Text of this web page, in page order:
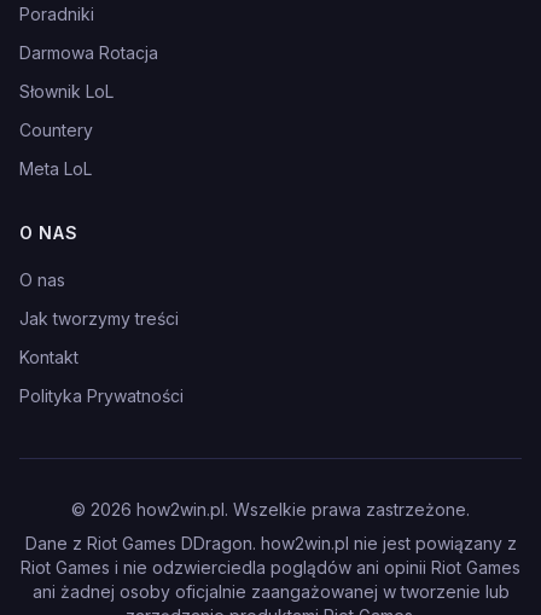
Poradniki
Darmowa Rotacja
Słownik LoL
Countery
Meta LoL
O NAS
O nas
Jak tworzymy treści
Kontakt
Polityka Prywatności
© 2026 how2win.pl. Wszelkie prawa zastrzeżone.
Dane z Riot Games DDragon. how2win.pl nie jest powiązany z
Riot Games i nie odzwierciedla poglądów ani opinii Riot Games
ani żadnej osoby oficjalnie zaangażowanej w tworzenie lub